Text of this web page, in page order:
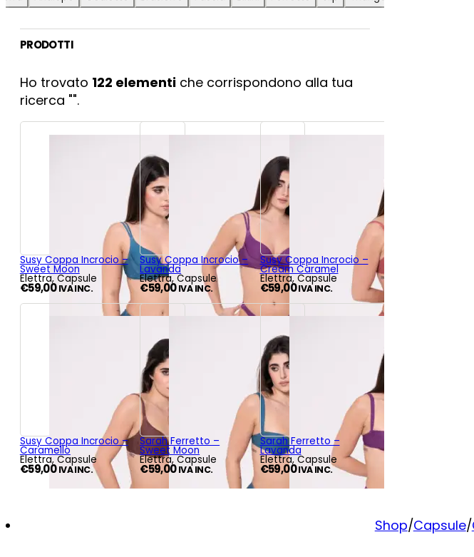
PRODOTTI
Ho trovato 122 elementiche corrispondono alla tua
ricerca "".
Susy Coppa Incrocio –
Sweet Moon
Elettra, Capsule
€59,00 IVA INC.
Susy Coppa Incrocio –
Lavanda
Elettra, Capsule
€59,00IVA INC.
Susy Coppa Incrocio –
Cream Caramel
Elettra, Capsule
€59,00IVA INC.
Susy Coppa Incrocio –
Caramello
Elettra, Capsule
€59,00 IVA INC.
Sarah Ferretto –
Sweet Moon
Elettra, Capsule
€59,00IVA INC.
Sarah Ferretto –
Lavanda
Elettra, Capsule
€59,00IVA INC.
Shop/Capsule/